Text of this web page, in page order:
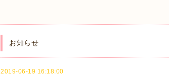
お知らせ
2019-06-19 16:18:00